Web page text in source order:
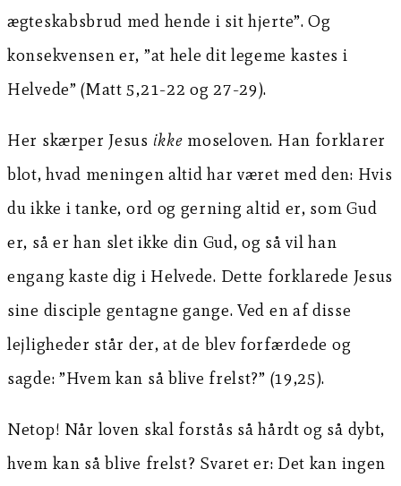
ægteskabsbrud med hende i sit hjerte”. Og
konsekvensen er, ”at hele dit legeme kastes i
Helvede” (Matt 5,21-22 og 27-29).
Her skærper Jesus ikke moseloven. Han forklarer
blot, hvad meningen altid har været med den: Hvis
du ikke i tanke, ord og gerning altid er, som Gud
er, så er han slet ikke din Gud, og så vil han
engang kaste dig i Helvede. Dette forklarede Jesus
sine disciple gentagne gange. Ved en af disse
lejligheder står der, at de blev forfærdede og
sagde: ”Hvem kan så blive frelst?” (19,25).
Netop! Når loven skal forstås så hårdt og så dybt,
hvem kan så blive frelst? Svaret er: Det kan ingen